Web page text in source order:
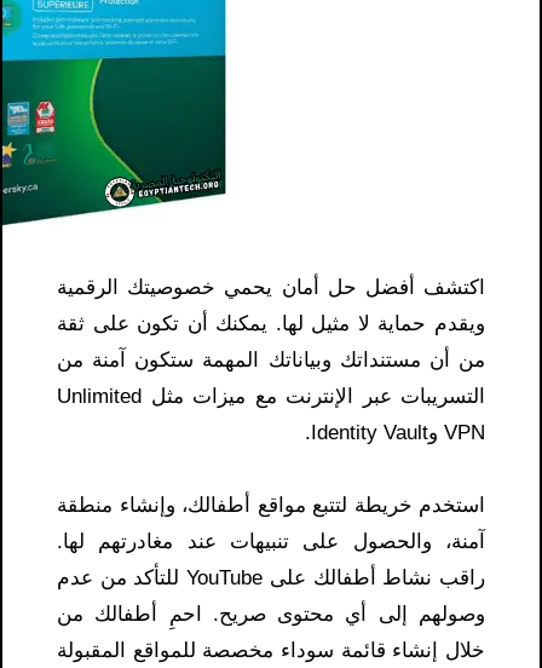
اكتشف أفضل حل أمان يحمي خصوصيتك الرقمية
ويقدم حماية لا مثيل لها. يمكنك أن تكون على ثقة
من أن مستنداتك وبياناتك المهمة ستكون آمنة من
التسريبات عبر الإنترنت مع ميزات مثل Unlimited
VPN وIdentity Vault.
استخدم خريطة لتتبع مواقع أطفالك، وإنشاء منطقة
آمنة، والحصول على تنبيهات عند مغادرتهم لها.
راقب نشاط أطفالك على YouTube للتأكد من عدم
وصولهم إلى أي محتوى صريح. احمِ أطفالك من
خلال إنشاء قائمة سوداء مخصصة للمواقع المقبولة